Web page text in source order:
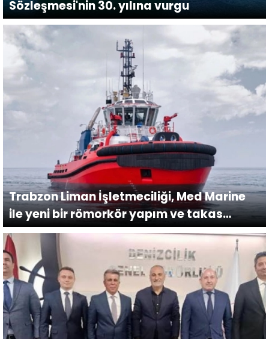
Sözleşmesi'nin 30. yılına vurgu
Trabzon Liman İşletmeciliği, Med Marine
ile yeni bir römorkör yapım ve takas
sözleşmesi imzaladı.